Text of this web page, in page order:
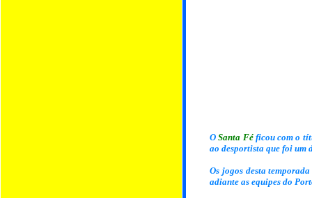
OSanta Féficou com o
ao desportista que foi um
Os jogos desta
adiante as equipes do